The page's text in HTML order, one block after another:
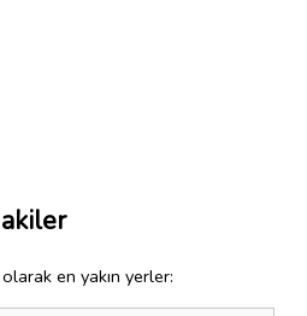
en yakın yerler: